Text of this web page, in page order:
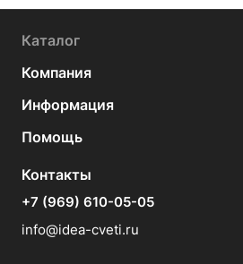
Каталог
Компания
Информация
Помощь
Контакты
+7 (969) 610-05-05
info@idea-cveti.ru